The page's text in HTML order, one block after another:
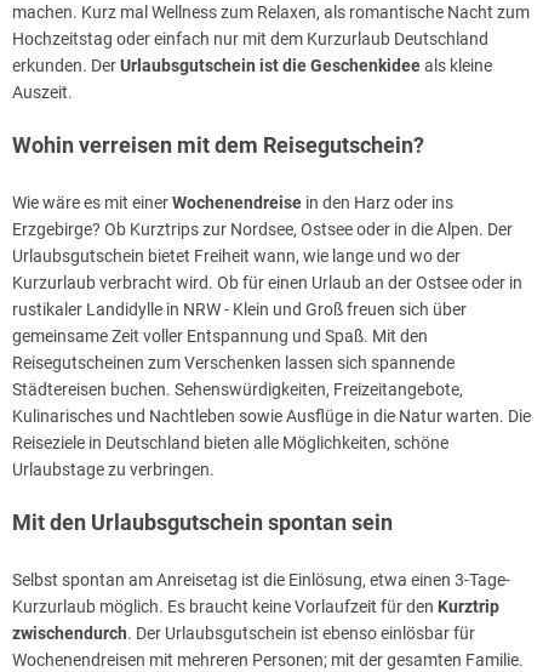
machen. Kurz mal Wellness zum Relaxen, als romantische Nacht zum
Hochzeitstag oder einfach nur mit dem Kurzurlaub Deutschland
erkunden. DerUrlaubsgutschein ist die Geschenkideeals kleine
Auszeit.
Wohin verreisen mit dem Reisegutschein?
Wie wäre es mit einerWochenendreise in den Harz oder ins
Erzgebirge? Ob Kurztrips zur Nordsee, Ostsee oder in die Alpen. Der
Urlaubsgutschein bietet Freiheit wann, wie lange und wo der
Kurzurlaub verbracht wird. Ob für einen Urlaub an der Ostsee oder in
rustikaler Landidylle in NRW - Klein und Groß freuen sich über
gemeinsame Zeit voller Entspannung und Spaß. Mit den
Reisegutscheinen zum Verschenken lassen sich spannende
Städtereisen buchen. Sehenswürdigkeiten, Freizeitangebote,
Kulinarisches und Nachtleben sowie Ausflüge in die Natur warten. Die
Reiseziele in Deutschland bieten alle Möglichkeiten, schöne
Urlaubstage zu verbringen.
Mit den Urlaubsgutschein spontan sein
Selbst spontan am Anreisetag ist die Einlösung, etwa einen 3-Tage-
Kurzurlaub möglich. Es braucht keine Vorlaufzeit für den Kurztrip
zwischendurch. Der Urlaubsgutschein ist ebenso einlösbar für
Wochenendreisen mit mehreren Personen; mit der gesamten Familie.